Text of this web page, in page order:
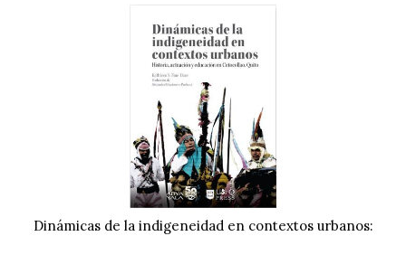
Dinámicas de la indigeneidad en contextos urbanos: